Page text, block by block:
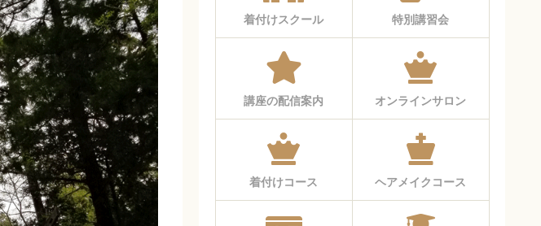
着付けスクール 特別講習会
講座の配信案内 オンラインサロン
着付けコース ヘアメイクコース